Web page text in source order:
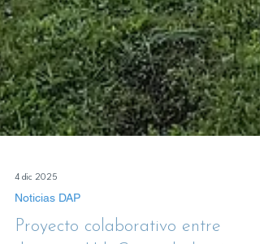
4 dic 2025
Noticias DAP